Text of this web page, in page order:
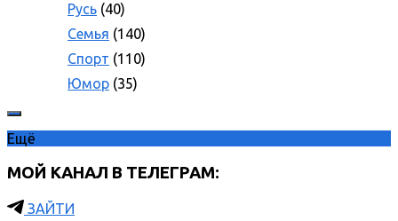
Русь (40)
Семья (140)
Спорт (110)
Юмор (35)
Ещё
МОЙ КАНАЛ В ТЕЛЕГРАМ:
ЗАЙТИ